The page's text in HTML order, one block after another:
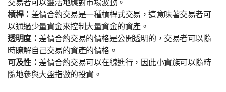
交易者可以靈活地應對市場波動。
槓桿： 差價合約交易是一種槓桿式交易，這意味著交易者可
以通過少量資金來控制大量資金的資產。
透明度：差價合約交易的價格是公開透明的，交易者可以隨
時瞭解自己交易的資產的價格。
可及性：差價合約交易可以在線進行，因此小資族可以隨時
隨地參與大盤指數的投資。